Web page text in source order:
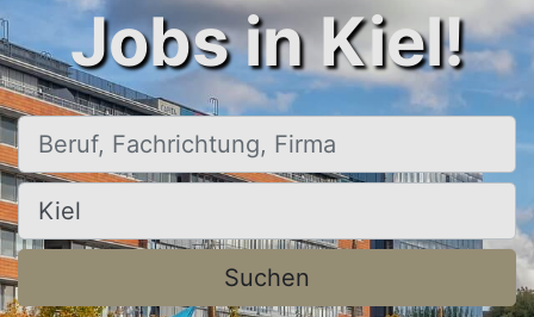
Jobs in Kiel!
Beruf, Fachrichtung, Firma
Ort, Stadt
Suchen